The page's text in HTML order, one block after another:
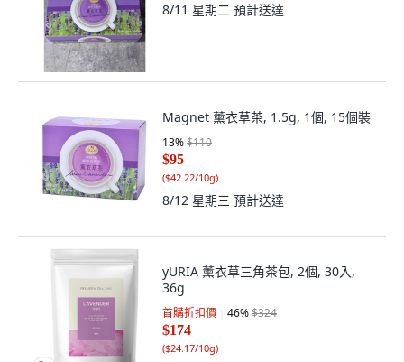
8/11 星期二 預計送達
Magnet 薰衣草茶, 1.5g, 1個, 15個裝
13%$110
$95
($42.22/10g)
8/12 星期三 預計送達
yURIA 薰衣草三角茶包, 2個, 30入,
36g
首購折扣價 46%$324
$174
($24.17/10g)